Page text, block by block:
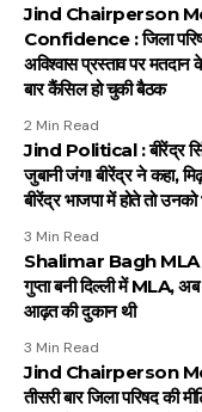
Jind Chairperson
Confidence : जिला
अविश्वास प्रस्ताव पर
बार कैंसिल हो चुकी बैठक
2 Min Read
Jind Political : बीरेंद्र
जुबानी जंग! बीरेंद्र ने कहा,
बीरेंद्र भाजपा में होते तो
3 Min Read
Shalimar Bagh MLA
गुप्ता बनी दिल्ली में MLA,
आढ़त की दुकान थी
3 Min Read
Jind Chairperson
तीसरी बार जिला परिषद की